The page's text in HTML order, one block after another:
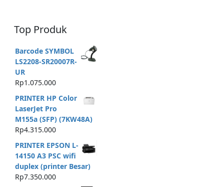
Top Produk
Barcode SYMBOL
LS2208-SR20007R-
UR
Rp1.075.000
PRINTER HP Color
LaserJet Pro
M155a (SFP) (7KW48A)
Rp4.315.000
PRINTER EPSON L-
14150 A3 PSC wifi
duplex (printer Besar)
Rp7.350.000